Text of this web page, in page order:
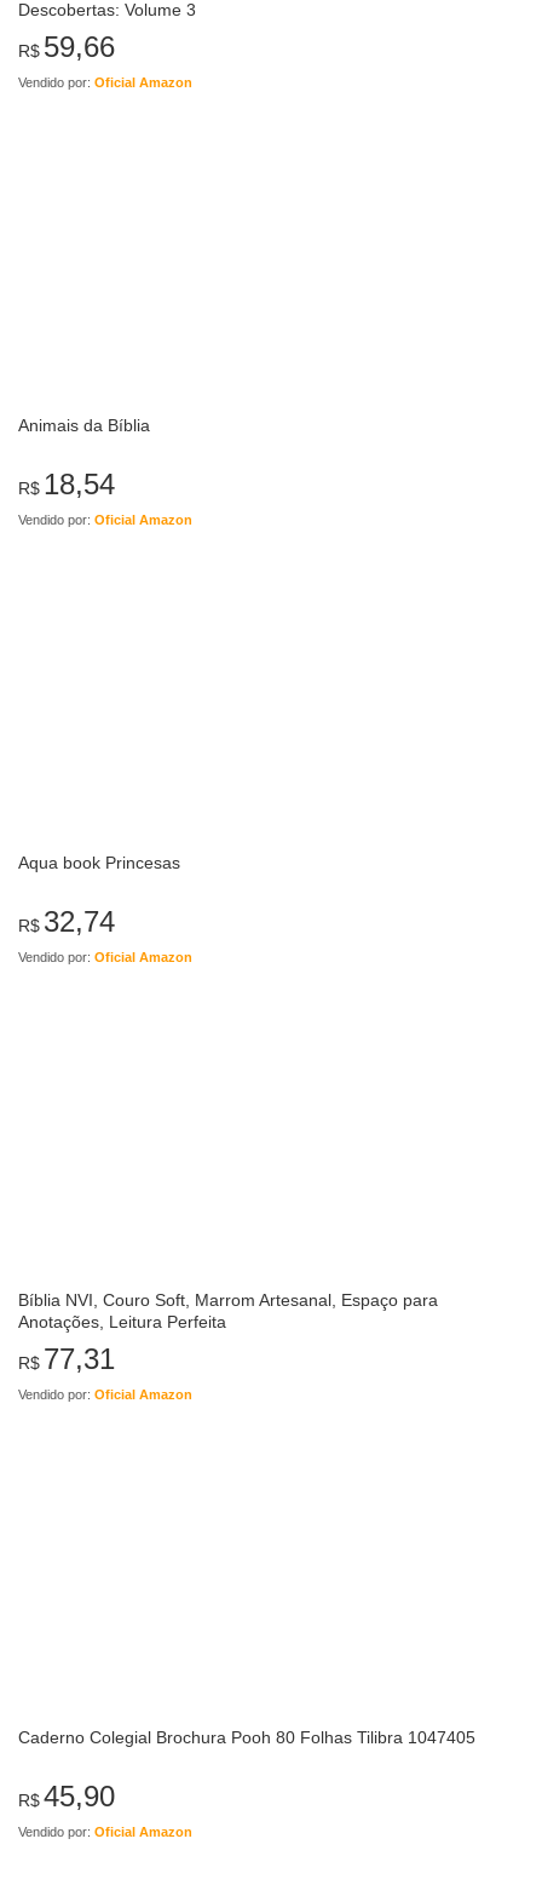
Descobertas: Volume 3
R$ 59,66
Vendido por: Oficial Amazon
Animais da Bíblia
R$ 18,54
Vendido por: Oficial Amazon
Aqua book Princesas
R$ 32,74
Vendido por: Oficial Amazon
Bíblia NVI, Couro Soft, Marrom Artesanal, Espaço para
Anotações, Leitura Perfeita
R$ 77,31
Vendido por: Oficial Amazon
Caderno Colegial Brochura Pooh 80 Folhas Tilibra 1047405
R$45,90
Vendido por: Oficial Amazon